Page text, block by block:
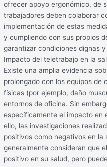
ofrecer apoyo ergonómico, de
trabajadores deben colaborar
implementación de estas
y cumpliendo con sus propios
garantizar condiciones dignas
Impacto del teletrabajo en la
Existe una amplia evidencia
prolongado con los equipos de
físicas (por ejemplo, daño
entornos de oficina. Sin
específicamente el impacto en
ello, las investigaciones
positivos como negativos en la
generalmente consideran que
positivo en su salud, pero